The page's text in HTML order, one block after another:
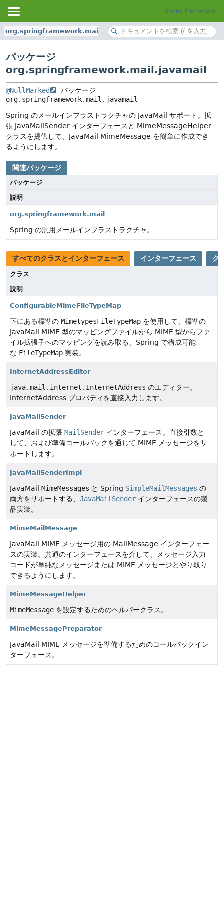
Spring Framework
org.springframework.mail.javamail
パッケージ
org.springframework.mail.javamail
@NullMarked
org.springframework.mail.javamail
Spring のメールインフラストラクチャの JavaMail サポート。拡
張 JavaMailSender インターフェースと MimeMessageHelper
クラスを提供して、JavaMail MimeMessage を簡単に作成でき
るようにします。
関連パッケージ
パッケージ
説明
org.springframework.mail
Spring の汎用メールインフラストラクチャ。
すべてのクラスとインターフェース インターフェース ク
クラス
説明
ConfigurableMimeFileTypeMap
下にある標準の MimetypesFileTypeMap を使用して、標準の
JavaMail MIME 型のマッピングファイルから MIME 型からファ
イル拡張子へのマッピングを読み取る、Spring で構成可能
な FileTypeMap 実装。
InternetAddressEditor
java.mail.internet.InternetAddress のエディター。
InternetAddress プロパティを直接入力します。
JavaMailSender
JavaMail の拡張 MailSender インターフェース。直接引数と
して、および準備コールバックを通じて MIME メッセージをサ
ポートします。
JavaMailSenderImpl
JavaMail MimeMessages と Spring SimpleMailMessages の
両方をサポートする、 JavaMailSender インターフェースの製
品実装。
MimeMailMessage
JavaMail MIME メッセージ用の MailMessage インターフェー
スの実装。共通のインターフェースを介して、メッセージ入力
コードが単純なメッセージまたは MIME メッセージとやり取り
できるようにします。
MimeMessageHelper
MimeMessage を設定するためのヘルパークラス。
MimeMessagePreparator
JavaMail MIME メッセージを準備するためのコールバックイン
ターフェース。